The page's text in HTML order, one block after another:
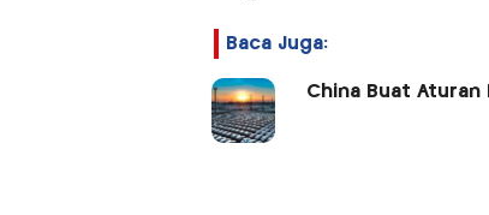
Baca Juga:
China Buat